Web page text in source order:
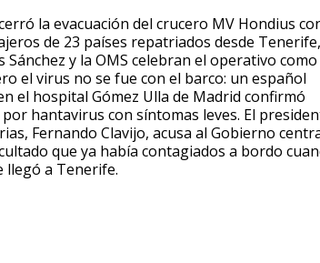
la evacuación del crucero MV Hondius
de 23 países repatriados desde Tenerife,
Sánchez y la OMS celebran el operativo
el virus no se fue con el barco: un español
el hospital Gómez Ulla de Madrid confirmó
hantavirus con síntomas leves. El
Fernando Clavijo, acusa al Gobierno
que ya había contagiados a bordo
llegó a Tenerife.